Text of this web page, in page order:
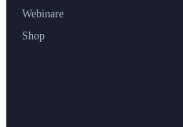
Webinare
Shop